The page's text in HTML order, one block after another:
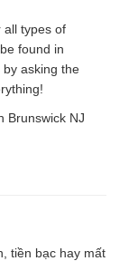
all types of
found in
asking the
Brunswick NJ
tiền bạc hay mất